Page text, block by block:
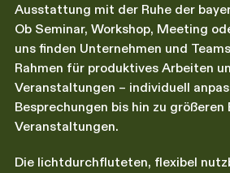
Ausstattung mit der Ruhe der
Ob Seminar, Workshop, Meeting
uns finden Unternehmen und
Rahmen für produktives Arbeiten
Veranstaltungen – individuell
Besprechungen bis hin zu größeren
Veranstaltungen.
Die lichtdurchfluteten, flexibel